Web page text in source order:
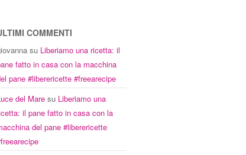
COMMENTI
su Liberiamo una ricetta: il
fatto in casa con la macchina
pane #liberericette #freearecipe
del Mare su Liberiamo una
il pane fatto in casa con la
del pane #liberericette